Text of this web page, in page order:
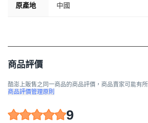
原產地 中國
商品評價
酷澎上販售之同一商品的商品評價，商品賣家可能有所
商品評價管理原則
9